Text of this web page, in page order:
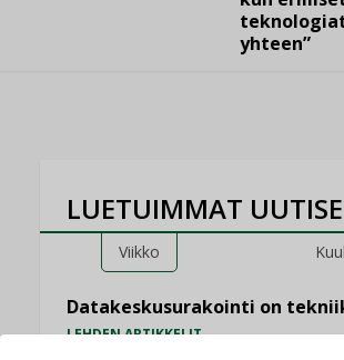
yhteen”
LUETUIMMAT
Viikko
Datakeskusurakointi on
LEHDEN ARTIKKELIT